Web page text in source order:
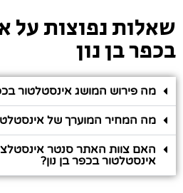
שאלות נפוצות על
בכפר בן נון
מה פירוש המושג אינסטלטור
מה המחיר המוערך של
האם צוות האתר סנטר
אינסטלטור בכפר בן נון?